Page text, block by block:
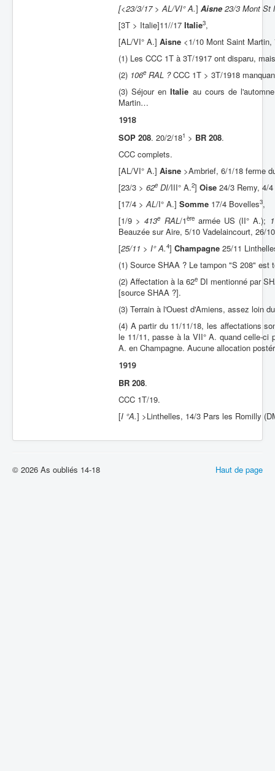
[<23/3/17 > AL/VI° A.] Aisne 23/3 Mont St
[3T > Italie]11//17 Italie3,
[AL/VI° A.] Aisne <1/10 Mont Saint
(1) Les CCC 1T à 3T/1917 ont disparu,
(2) 106e RAL ?CCC 1T > 3T/1918
(3) Séjour enItalie au cours de
Martin…
1918
SOP 208. 20/2/181 > BR 208.
CCC complets.
[AL/VI° A.] Aisne >Ambrief, 6/1/18 ferme
[23/3 > 62e DI/III° A.2] Oise 24/3 Remy, 4/
[17/4 >AL/I° A.] Somme 17/4 Bovelles3,
[1/9 >413e RAL/1èrearmée US (II° A.);
Beauzée sur Aire, 5/10 Vadelaincourt, 26/
[25/11 > I° A.4] Champagne 25/11
(1) Source SHAA ? Le tampon "S 208"
(2) Affectation à la 62e DI mentionné par
[source SHAA ?].
(3) Terrain à l'Ouest d'Amiens, assez loin
(4) A partir du 11/11/18, les affectations
le 11/11, passe à la VII° A. quand celle-ci
A. en Champagne. Aucune allocation
1919
BR 208.
CCC 1T/19.
[I °A.] >Linthelles, 14/3 Pars les Romilly
Haut de page
© 2026 As oubliés 14-18